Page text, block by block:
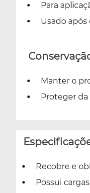
Para
Usado
Manter o
Proteger da
Recobre e
Possui